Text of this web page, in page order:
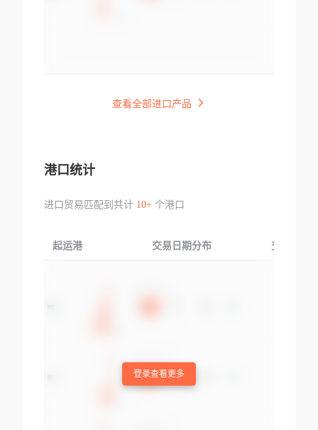
查看全部进口产品
港口统计
进口贸易匹配到共计 10+个港口
起运港 交易日期分布 交易产品
登录查看更多